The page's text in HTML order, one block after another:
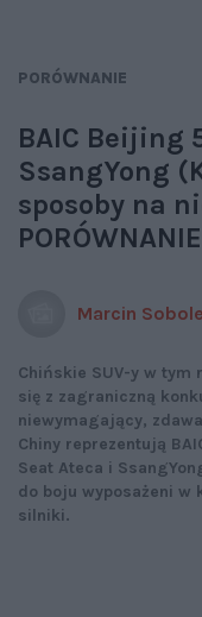
PORÓWNANIE
BAIC Beijing
SsangYong
sposoby na
PORÓWNANIE
Marcin
Chińskie SUV-y w tym
się z zagraniczną
niewymagający,
Chiny reprezentują
Seat Ateca i
do boju wyposażeni w
silniki.